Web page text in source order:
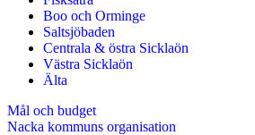
Boo och Orminge
Saltsjöbaden
Centrala & östra Sicklaön
Västra Sicklaön
Älta
Mål och budget
Nacka kommuns organisation